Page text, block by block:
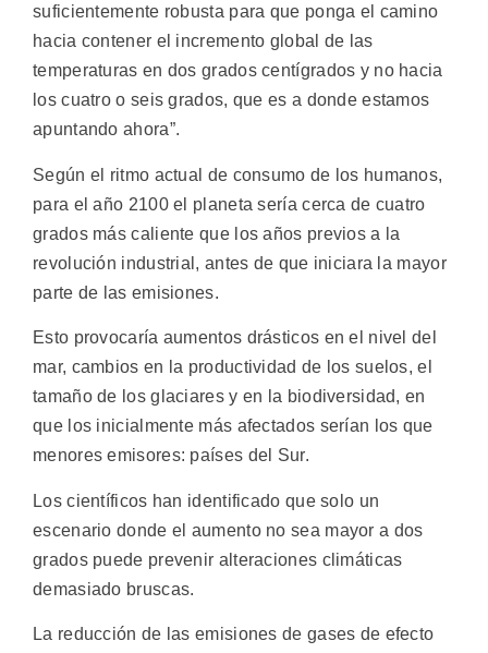
suficientemente robusta para que ponga el camino
hacia contener el incremento global de las
temperaturas en dos grados centígrados y no hacia
los cuatro o seis grados, que es a donde estamos
apuntando ahora”.
Según el ritmo actual de consumo de los humanos,
para el año 2100 el planeta sería cerca de cuatro
grados más caliente que los años previos a la
revolución industrial, antes de que iniciara la mayor
parte de las emisiones.
Esto provocaría aumentos drásticos en el nivel del
mar, cambios en la productividad de los suelos, el
tamaño de los glaciares y en la biodiversidad, en
que los inicialmente más afectados serían los que
menores emisores: países del Sur.
Los científicos han identificado que solo un
escenario donde el aumento no sea mayor a dos
grados puede prevenir alteraciones climáticas
demasiado bruscas.
La reducción de las emisiones de gases de efecto